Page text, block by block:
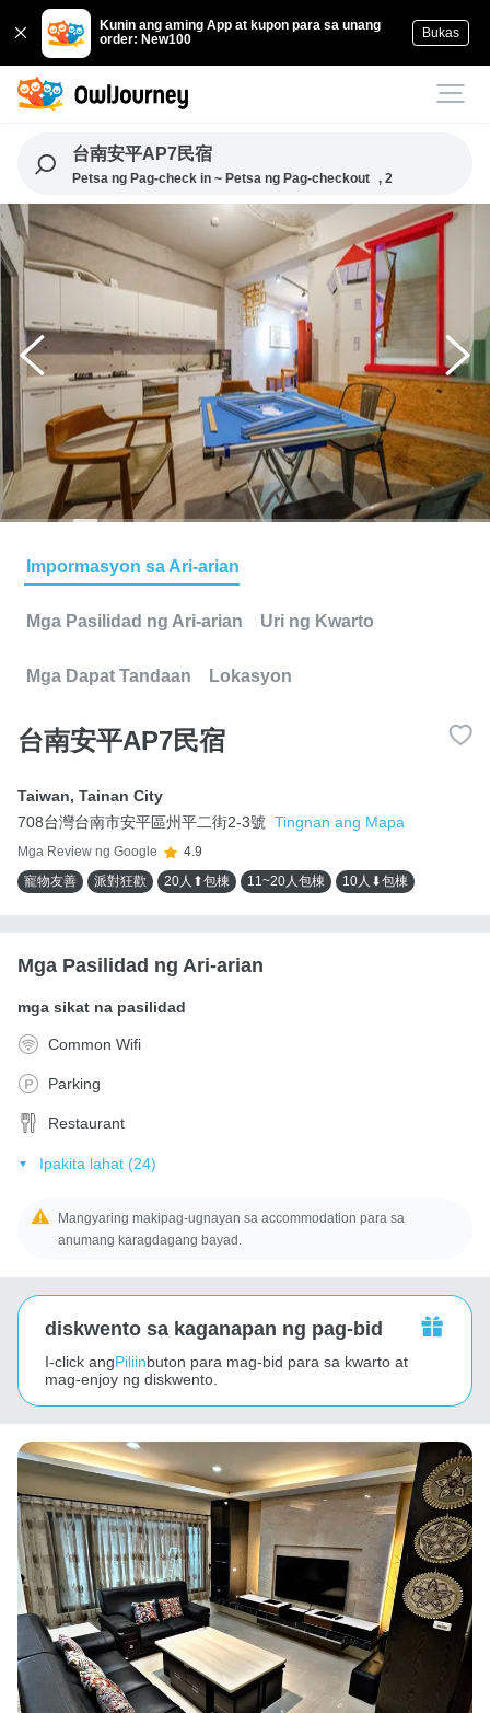
Kunin ang aming App at kupon para sa unang
order: New100
Bukas
台南安平AP7民宿
Petsa ng Pag-check in ~ Petsa ng Pag-checkout , 2
Impormasyon sa Ari-arian
Mga Pasilidad ng Ari-arian Uri ng Kwarto
Mga Dapat Tandaan Lokasyon
台南安平AP7民宿
Taiwan, Tainan City
708台灣台南市安平區州平二街2-3號 Tingnan ang Mapa
Mga Review ng Google
4.9
寵物友善
派對狂歡 20人⬆包棟 11~20人包棟 10人⬇包棟
Mga Pasilidad ng Ari-arian
mga sikat na pasilidad
Common Wifi
Parking
Restaurant
Ipakita lahat (24)
Mangyaring makipag-ugnayan sa accommodation para sa
anumang karagdagang bayad.
diskwento sa kaganapan ng pag-bid
I-click angPiliinbuton para mag-bid para sa kwarto at
mag-enjoy ng diskwento.